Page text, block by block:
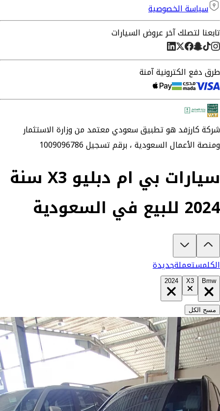
سياسة الخصوصية
تابعنا لتصلك آخر عروض السيارات
طرق دفع الكترونية آمنة
شركةكارزفدهو تطبيق سعودي معتمد من وزارة الاستثمار
ومنصة الأعمال السعودية ،برقم تسجيل 1009096786
سيارات بي ام دبليو X3 سنة
2024 للبيع في السعودية
تبغى تشتري بي ام دبليو X3 2024؟
الكلمستعملةجديدة
Bmw
X3
2024
مسح الكل